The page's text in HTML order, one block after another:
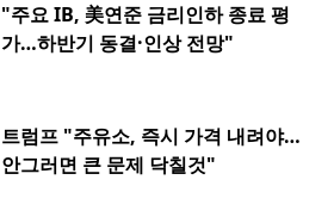
"주요 IB, 美연준 금리인하 종료 평
가…하반기 동결·인상 전망"
트럼프 "주유소, 즉시 가격 내려야…
안그러면 큰 문제 닥칠것"